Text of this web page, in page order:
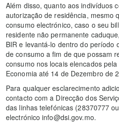
Além disso, quanto aos indivíduos
autorização de residência, mesmo
consumo electrónico, caso o seu
residente não permanente
BIR e levantá-lo dentro do período
de consumo a fim de que possam
consumo nos locais elencados
Economia até 14 de Dezembro de
Para qualquer esclarecimento
contacto com a Direcção dos
das linhas telefónicas (28370777
electrónico info@dsi.gov.mo.